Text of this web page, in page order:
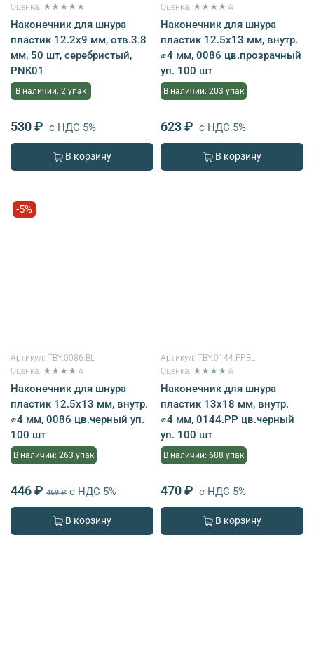
Оценка: ★★★★★
Наконечник для шнура
пластик 12.2х9 мм, отв.3.8
мм, 50 шт, серебристый,
PNK01
В наличии: 2 упак
530 ₽ с НДС 5%
В корзину
Оценка: ★★★★☆
Наконечник для шнура
пластик 12.5х13 мм, внутр.
⌀4 мм, 0086 цв.прозрачный
уп. 100 шт
В наличии: 203 упак
623 ₽ с НДС 5%
В корзину
-5%
Артикул: TBY.0086.BL
Оценка: ★★★★☆
Наконечник для шнура
пластик 12.5х13 мм, внутр.
⌀4 мм, 0086 цв.черный уп.
100 шт
В наличии: 263 упак
446 ₽ 469 ₽ с НДС 5%
В корзину
Артикул: TBY.0144.PP.BL
Оценка: ★★★★☆
Наконечник для шнура
пластик 13х18 мм, внутр.
⌀4 мм, 0144.PP цв.черный
уп. 100 шт
В наличии: 688 упак
470 ₽ с НДС 5%
В корзину